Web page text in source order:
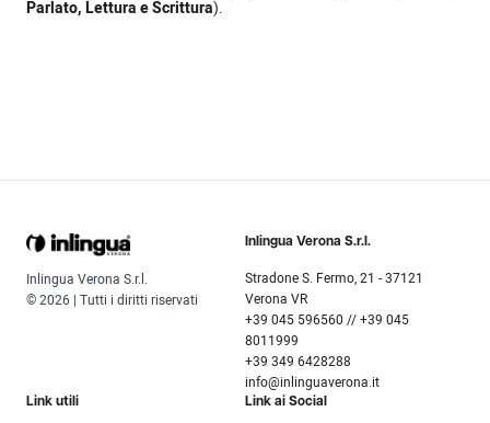
Parlato, Lettura e Scrittura).
Inlingua Verona S.r.l.
© 2026 | Tutti i diritti riservati
Inlingua Verona S.r.l.
Stradone S. Fermo, 21 - 37121
Verona VR
+39 045 596560 // +39 045
8011999
+39 349 6428288
info@inlinguaverona.it
Link utili Link ai Social